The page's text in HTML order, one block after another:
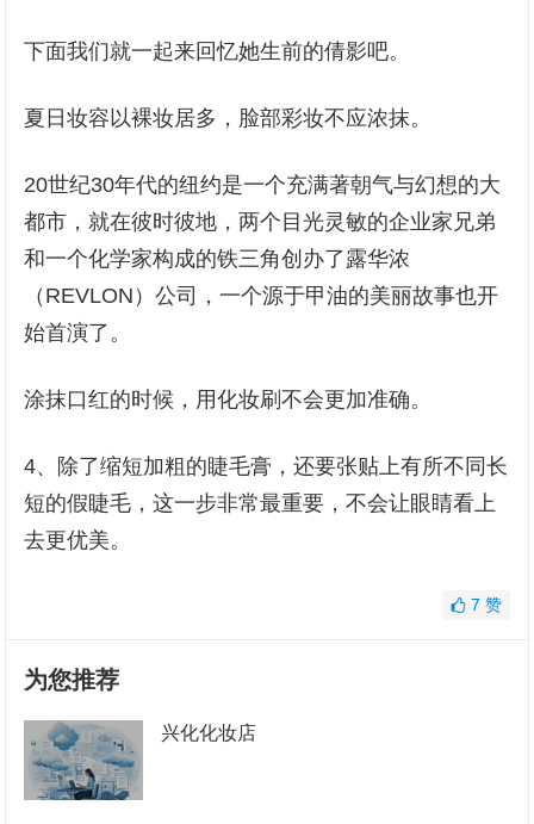
下面我们就一起来回忆她生前的倩影吧。
夏日妆容以裸妆居多，脸部彩妆不应浓抹。
20世纪30年代的纽约是一个充满著朝气与幻想的大
都市，就在彼时彼地，两个目光灵敏的企业家兄弟
和一个化学家构成的铁三角创办了露华浓
（REVLON）公司，一个源于甲油的美丽故事也开
始首演了。
涂抹口红的时候，用化妆刷不会更加准确。
4、除了缩短加粗的睫毛膏，还要张贴上有所不同长
短的假睫毛，这一步非常最重要，不会让眼睛看上
去更优美。
7 赞
为您推荐
兴化化妆店